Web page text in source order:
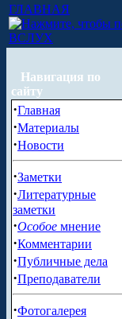
ГЛАВНАЯ
ВСЛУХ
Навигация по
сайту
·Главная
·Материалы
·Новости
·Заметки
·Литературные
заметки
·Особое мнение
·Комментарии
·Публичные дела
·Преподаватели
·Фотогалерея